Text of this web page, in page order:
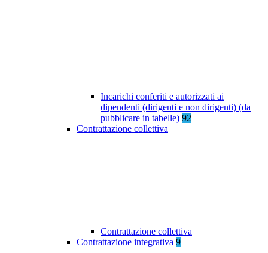
Incarichi conferiti e autorizzati ai
dipendenti (dirigenti e non dirigenti) (da
pubblicare in tabelle) 92
Contrattazione collettiva
Contrattazione collettiva
Contrattazione integrativa 9